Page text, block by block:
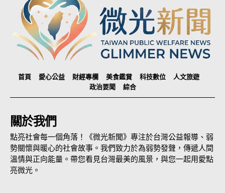
首頁 愛心公益 財經專欄 美食鑑賞 科技數位
人文旅遊
政治要聞
綜合
關於我們
點亮社會每一個角落！《微光新聞》專注於台灣公益報導、弱
勢關懷與暖心的社會故事。我們致力於為弱勢發聲，傳遞人間
溫情與正向能量。帶您看見台灣最美的風景，與您一起用愛點
亮微光。